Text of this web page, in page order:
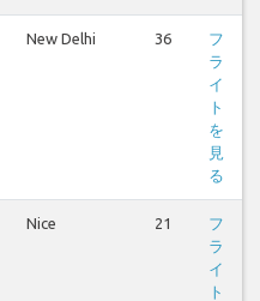
New Delhi 36
フ
ラ
イ
ト
を
見
る
Nice 21
フ
ラ
イ
ト